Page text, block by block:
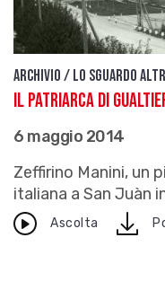
Archivio / Lo sguardo
Il patriarca di
6 maggio 2014
Zeffirino Manini, un
italiana a San Juàn
Ascolta